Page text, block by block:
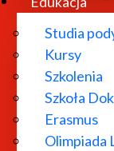
Studia
Kursy
Szkolenia
Szkoła
Erasmus
Olimpiada